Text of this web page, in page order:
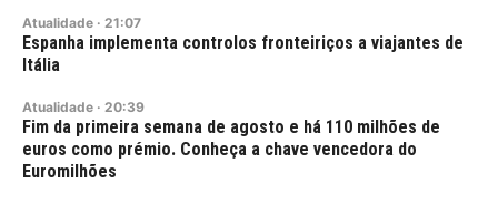
Atualidade · 21:07
Espanha implementa controlos fronteiriços a viajantes de
Itália
Atualidade · 20:39
Fim da primeira semana de agosto e há 110 milhões de
euros como prémio. Conheça a chave vencedora do
Euromilhões